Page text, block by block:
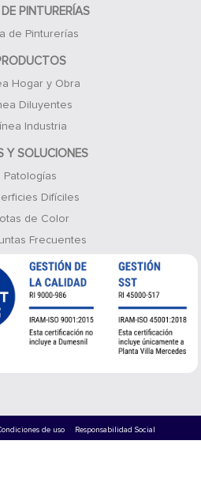
PINTURERÍAS
de Pinturerías
Hogar y Obra
Diluyentes
Industria
Y SOLUCIONES
Patologías
Difíciles
de Color
Frecuentes
de uso Responsabilidad Social